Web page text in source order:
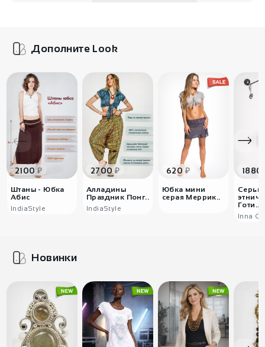
Дополните Look
2100₽
Штаны - Юбка
Абис
IndiaStyle
2700 ₽
Алладины
Праздник Понг..
IndiaStyle
620 ₽
Юбка мини
серая Меррик..
1880
Серьги
Готи..
Inna
Новинки